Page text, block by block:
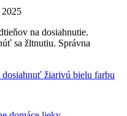
2025
na dosiahnutie.
sa žltnutiu. Správna
žiarivú bielu farbu